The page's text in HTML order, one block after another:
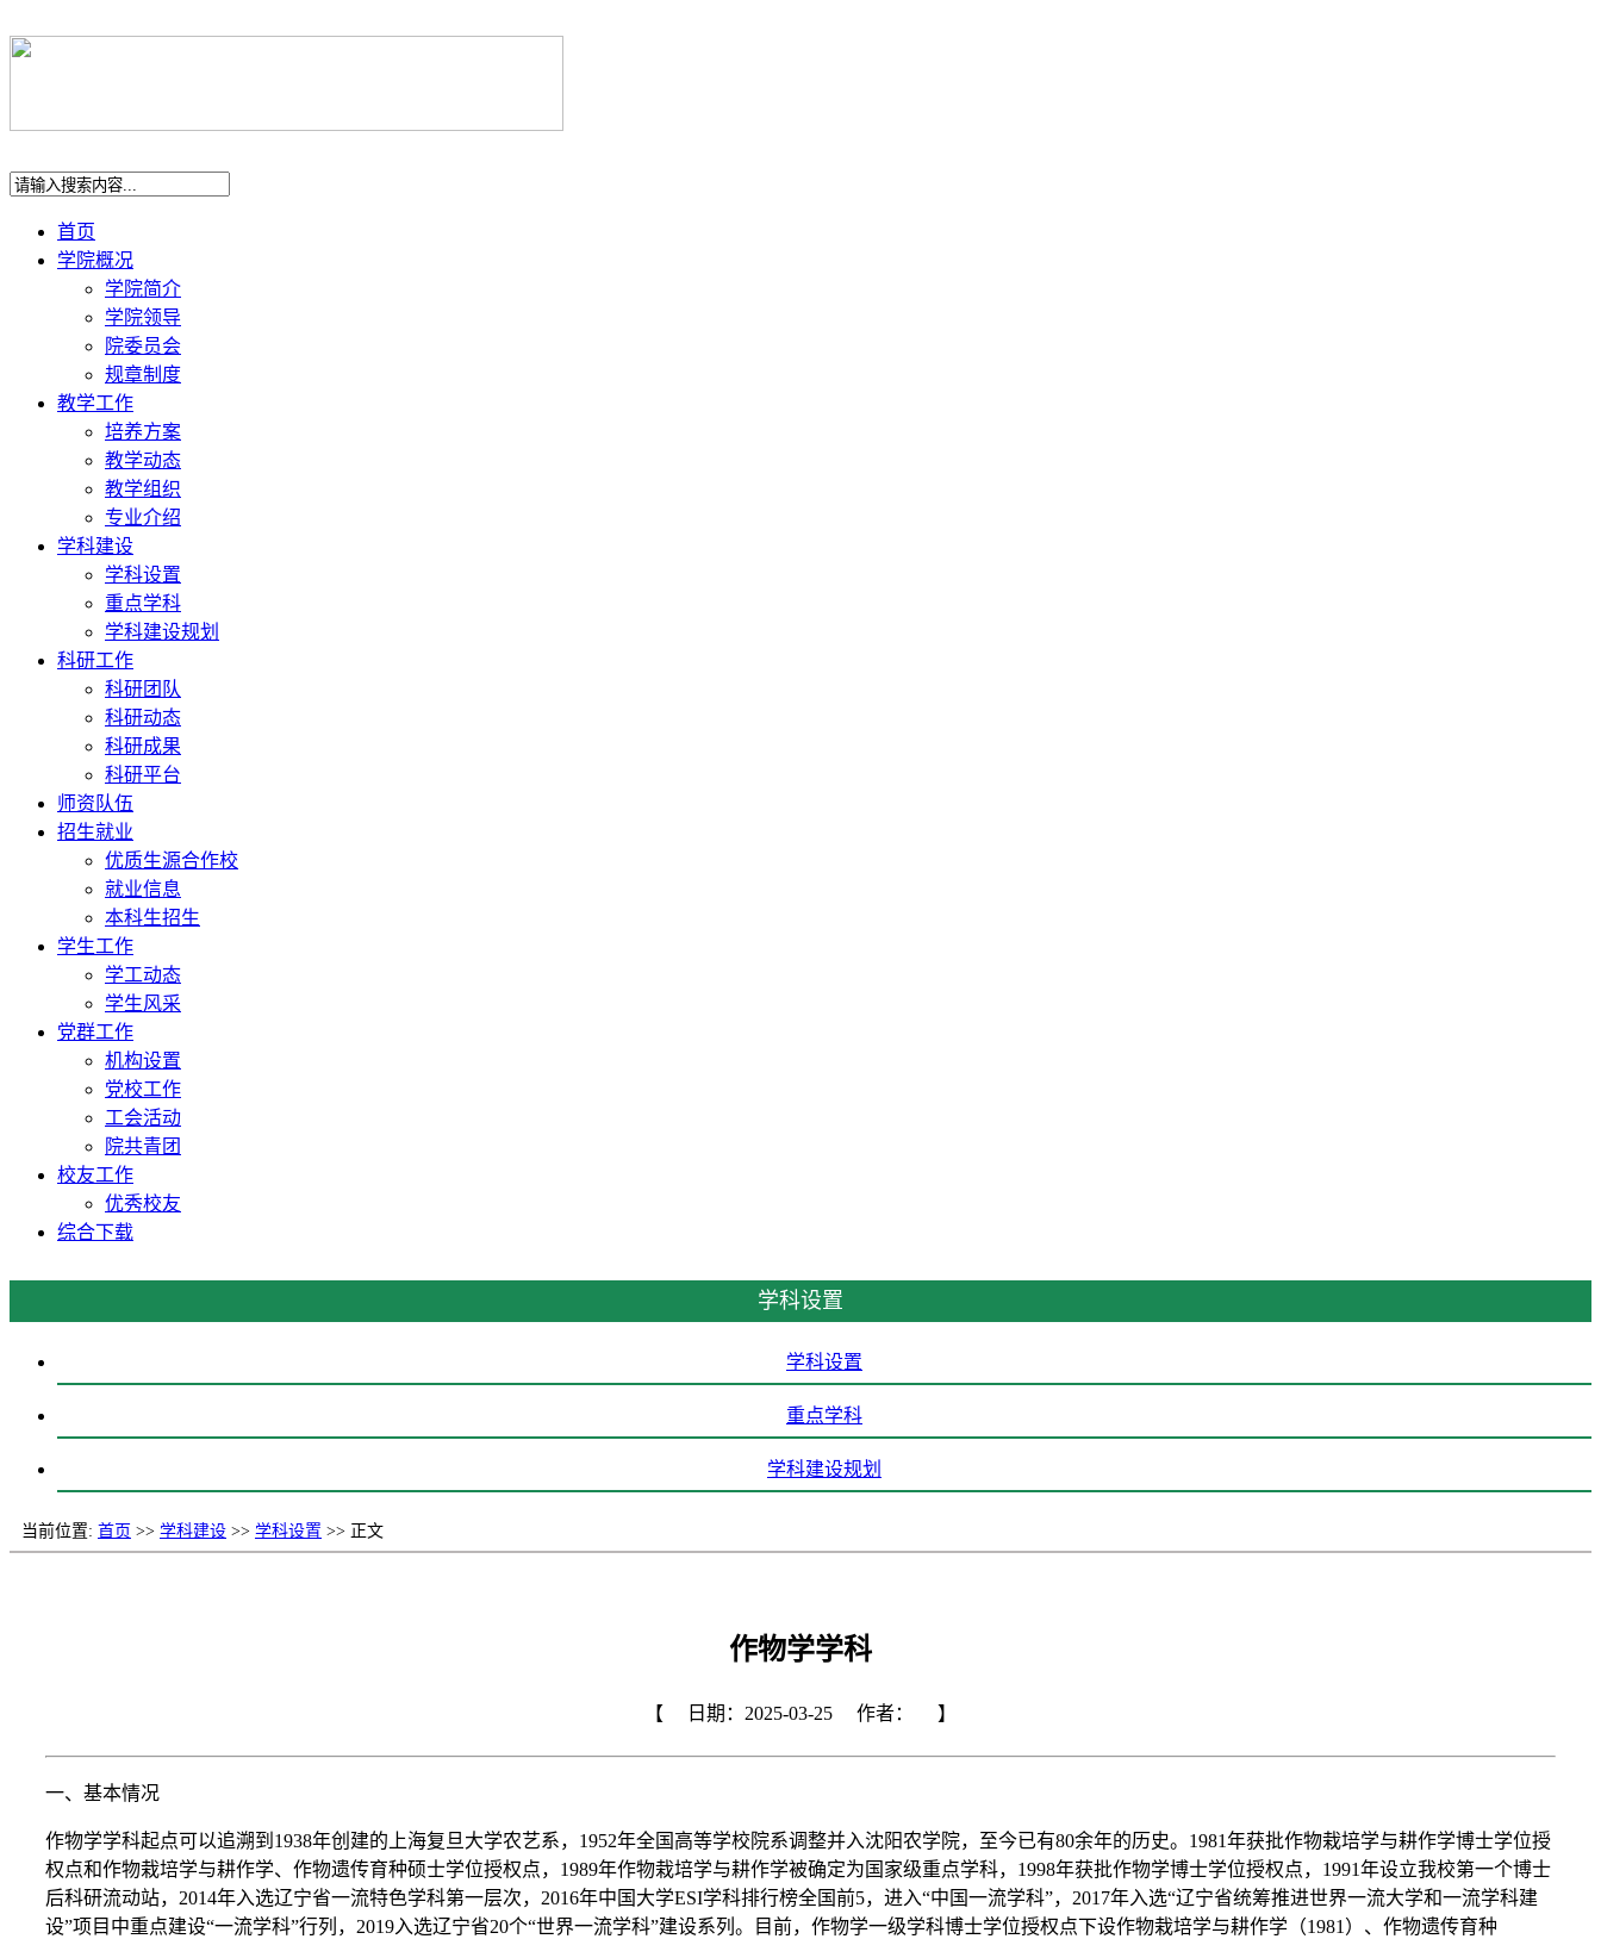
首页
学院概况
学院简介
学院领导
院委员会
规章制度
教学工作
培养方案
教学动态
教学组织
专业介绍
学科建设
学科设置
重点学科
学科建设规划
科研工作
科研团队
科研动态
科研成果
科研平台
师资队伍
招生就业
优质生源合作校
就业信息
本科生招生
学生工作
学工动态
学生风采
党群工作
机构设置
党校工作
工会活动
院共青团
校友工作
优秀校友
综合下载
学科设置
学科设置
重点学科
学科建设规划
当前位置: 首页 >> 学科建设 >> 学科设置 >> 正文
作物学学科
【 日期：2025-03-25 作者： 】
一、基本情况
作物学学科起点可以追溯到1938年创建的上海复旦大学农艺系，1952年全国高等学校院系调整并入沈阳农学院，至今已有80余年的历史。1981年获批作物栽培学与耕作学博士学位授
权点和作物栽培学与耕作学、作物遗传育种硕士学位授权点，1989年作物栽培学与耕作学被确定为国家级重点学科，1998年获批作物学博士学位授权点，1991年设立我校第一个博士
后科研流动站，2014年入选辽宁省一流特色学科第一层次，2016年中国大学ESI学科排行榜全国前5，进入“中国一流学科”，2017年入选“辽宁省统筹推进世界一流大学和一流学科建
设”项目中重点建设“一流学科”行列，2019入选辽宁省20个“世界一流学科”建设系列。目前，作物学一级学科博士学位授权点下设作物栽培学与耕作学（1981）、作物遗传育种